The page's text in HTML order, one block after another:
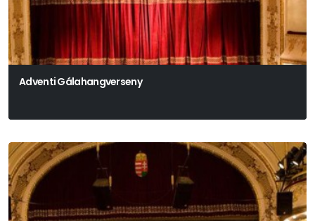
Adventi Gálahangverseny